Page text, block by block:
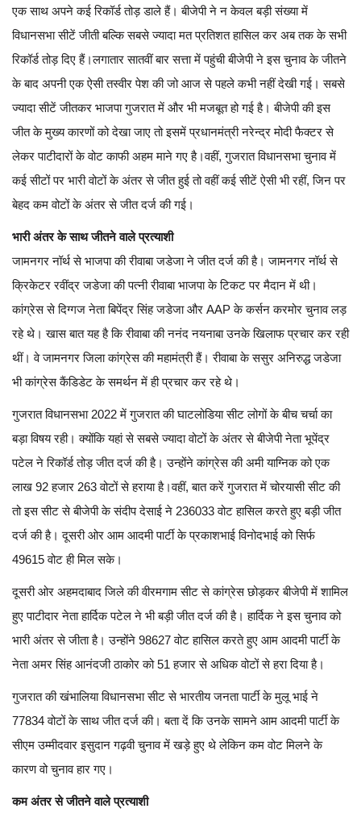
एक साथ अपने कई रिकॉर्ड तोड़ डाले हैं। बीजेपी ने न केवल बड़ी संख्या में
विधानसभा सीटें जीती बल्कि सबसे ज्यादा मत प्रतिशत हासिल कर अब तक के सभी
रिकॉर्ड तोड़ दिए हैं।लगातार सातवीं बार सत्ता में पहुंची बीजेपी ने इस चुनाव के जीतने
के बाद अपनी एक ऐसी तस्वीर पेश की जो आज से पहले कभी नहीं देखी गई। सबसे
ज्यादा सीटें जीतकर भाजपा गुजरात में और भी मजबूत हो गई है। बीजेपी की इस
जीत के मुख्य कारणों को देखा जाए तो इसमें प्रधानमंत्री नरेन्द्र मोदी फैक्टर से
लेकर पाटीदारों के वोट काफी अहम माने गए है।वहीं, गुजरात विधानसभा चुनाव में
कई सीटों पर भारी वोटों के अंतर से जीत हुई तो वहीं कई सीटें ऐसी भी रहीं, जिन पर
बेहद कम वोटों के अंतर से जीत दर्ज की गई।
भारी अंतर के साथ जीतने वाले प्रत्याशी
जामनगर नॉर्थ से भाजपा की रीवाबा जडेजा ने जीत दर्ज की है। जामनगर नॉर्थ से
क्रिकेटर रवींद्र जडेजा की पत्नी रीवाबा भाजपा के टिकट पर मैदान में थी।
कांग्रेस से दिग्गज नेता बिपेंद्र सिंह जडेजा और AAP के कर्सन करमोर चुनाव लड़
रहे थे। खास बात यह है कि रीवाबा की ननंद नयनाबा उनके खिलाफ प्रचार कर रही
थीं। वे जामनगर जिला कांग्रेस की महामंत्री हैं। रीवाबा के ससुर अनिरुद्ध जडेजा
भी कांग्रेस कैंडिडेट के समर्थन में ही प्रचार कर रहे थे।
गुजरात विधानसभा 2022 में गुजरात की घाटलोडिया सीट लोगों के बीच चर्चा का
बड़ा विषय रही। क्योंकि यहां से सबसे ज्यादा वोटों के अंतर से बीजेपी नेता भूपेंद्र
पटेल ने रिकॉर्ड तोड़ जीत दर्ज की है। उन्होंने कांग्रेस की अमी याग्निक को एक
लाख 92 हजार 263 वोटों से हराया है।वहीं, बात करें गुजरात में चोरयासी सीट की
तो इस सीट से बीजेपी के संदीप देसाई ने 236033 वोट हासिल करते हुए बड़ी जीत
दर्ज की है। दूसरी ओर आम आदमी पार्टी के प्रकाशभाई विनोदभाई को सिर्फ
49615 वोट ही मिल सके।
दूसरी ओर अहमदाबाद जिले की वीरमगाम सीट से कांग्रेस छोड़कर बीजेपी में शामिल
हुए पाटीदार नेता हार्दिक पटेल ने भी बड़ी जीत दर्ज की है। हार्दिक ने इस चुनाव को
भारी अंतर से जीता है। उन्होंने 98627 वोट हासिल करते हुए आम आदमी पार्टी के
नेता अमर सिंह आनंदजी ठाकोर को 51 हजार से अधिक वोटों से हरा दिया है।
गुजरात की खंभालिया विधानसभा सीट से भारतीय जनता पार्टी के मुलू भाई ने
77834 वोटों के साथ जीत दर्ज की। बता दें कि उनके सामने आम आदमी पार्टी के
सीएम उम्मीदवार इसुदान गढ़वी चुनाव में खड़े हुए थे लेकिन कम वोट मिलने के
कारण वो चुनाव हार गए।
कम अंतर से जीतने वाले प्रत्याशी